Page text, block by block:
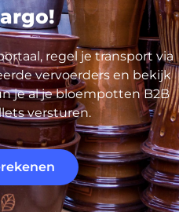
regel je transport via
vervoerders en bekijk
je al je bloempotten B2B
versturen.